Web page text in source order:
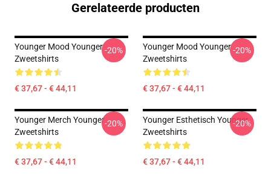
Gerelateerde producten
Younger Mood Younger
Zweetshirts
€ 37,67 - € 44,11
-20%
Younger Mood Younger
Zweetshirts
€ 37,67 - € 44,11
-20%
Younger Merch Younger
Zweetshirts
€ 37,67 - € 44,11
-20%
Younger Esthetisch Younger
Zweetshirts
€ 37,67 - € 44,11
-20%